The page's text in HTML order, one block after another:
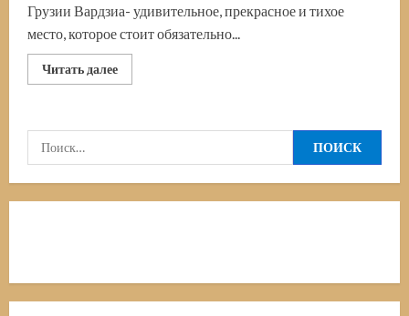
Грузии Вардзиа- удивительное, прекрасное и тихое
место, которое стоит обязательно...
Читать далееПрочитать
больше
Монастырский
ХIII
веков
Найти: